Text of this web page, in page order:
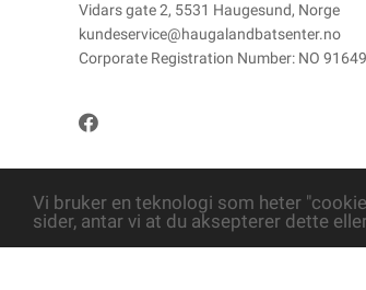
Vi bruker en teknologi som heter
sider, antar vi at du aksepterer dette
Vidars gate 2, 5531 Haugesund, Norge
kundeservice@haugalandbatsenter.no
Corporate Registration Number: NO